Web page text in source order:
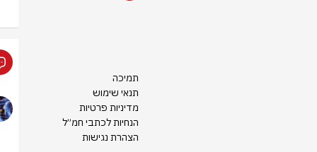
תמיכה
תנאי שימוש
מדיניות פרטיות
הנחיות לכתבי חמ״ל
הצהרת נגישות